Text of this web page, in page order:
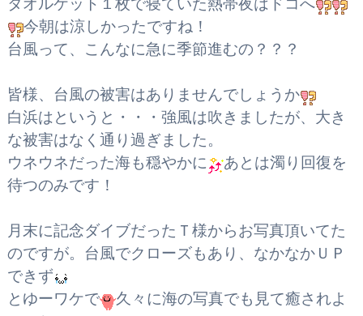
タオルケット１枚で寝ていた熱帯夜はドコへ
今朝は涼しかったですね！
台風って、こんなに急に季節進むの？？？
皆様、台風の被害はありませんでしょうか
白浜はというと・・・強風は吹きましたが、大き
な被害はなく通り過ぎました。
ウネウネだった海も穏やかに
あとは濁り回復を
待つのみです！
月末に記念ダイブだったＴ様からお写真頂いてた
のですが。台風でクローズもあり、なかなかＵＰ
できず
とゆーワケで
久々に海の写真でも見て癒されよ